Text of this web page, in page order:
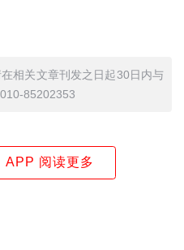
相关文章刊发之日起30日内与
85202353
APP 阅读更多